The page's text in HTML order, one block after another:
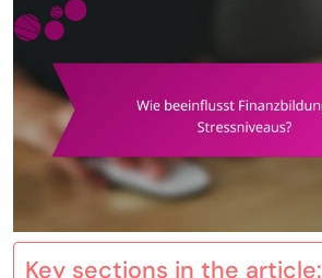
Key sections in the article: